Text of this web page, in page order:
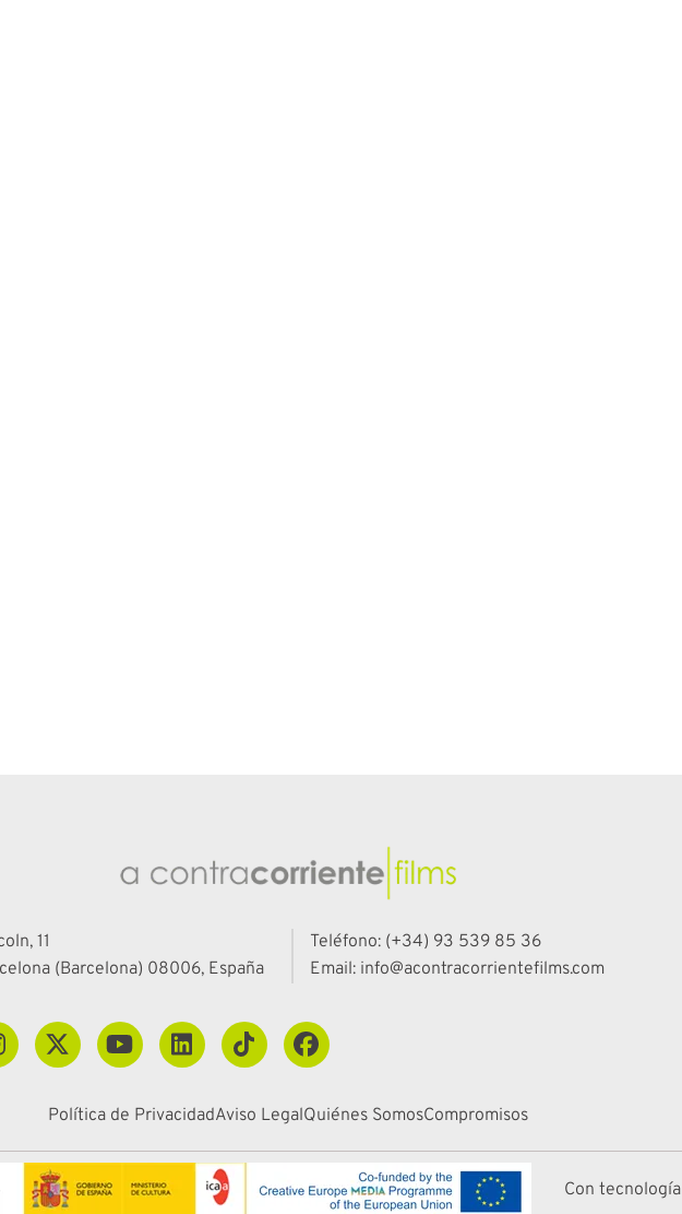
11
(Barcelona) 08006, España
Teléfono: (+34) 93 539 85 36
Email: info@acontracorrientefilms.com
Política de PrivacidadAviso LegalQuiénes SomosCompromisos
Con tecnología